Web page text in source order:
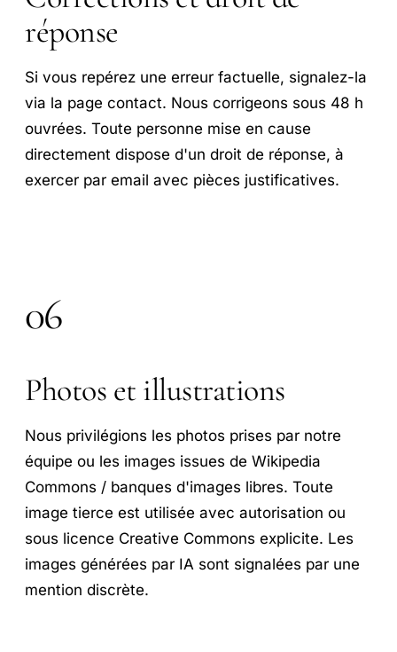
réponse
Si vous repérez une erreur factuelle, signalez-la
via la page contact. Nous corrigeons sous 48 h
ouvrées. Toute personne mise en cause
directement dispose d'un droit de réponse, à
exercer par email avec pièces justificatives.
06
Photos et illustrations
Nous privilégions les photos prises par notre
équipe ou les images issues de Wikipedia
Commons / banques d'images libres. Toute
image tierce est utilisée avec autorisation ou
sous licence Creative Commons explicite. Les
images générées par IA sont signalées par une
mention discrète.